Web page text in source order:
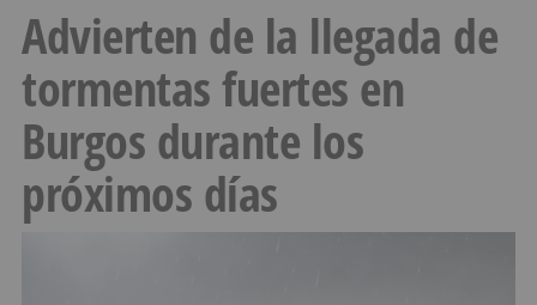
Advierten de la llegada de
tormentas fuertes en
Burgos durante los
próximos días